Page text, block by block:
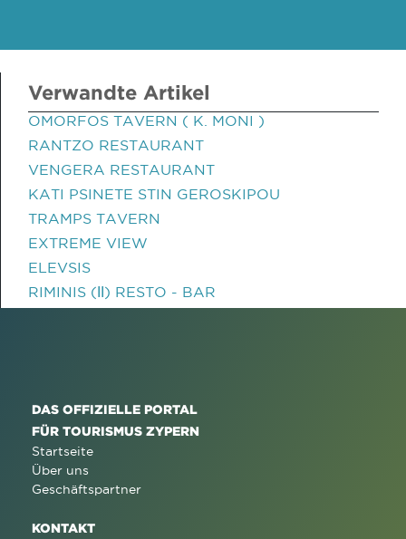
Verwandte Artikel
OMORFOS TAVERN ( K. MONI )
RANTZO RESTAURANT
VENGERA RESTAURANT
KATI PSINETE STIN GEROSKIPOU
TRAMPS TAVERN
EXTREME VIEW
ELEVSIS
RIMINIS (ΙΙ) RESTO - BAR
DAS OFFIZIELLE PORTAL
FÜR TOURISMUS ZYPERN
Startseite
Über uns
Geschäftspartner
KONTAKT